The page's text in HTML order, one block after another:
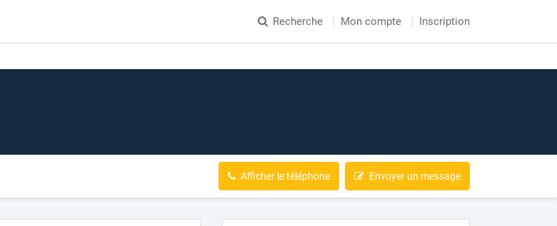
Recherche Mon compte Inscription
Afficher le téléphone Envoyer un message